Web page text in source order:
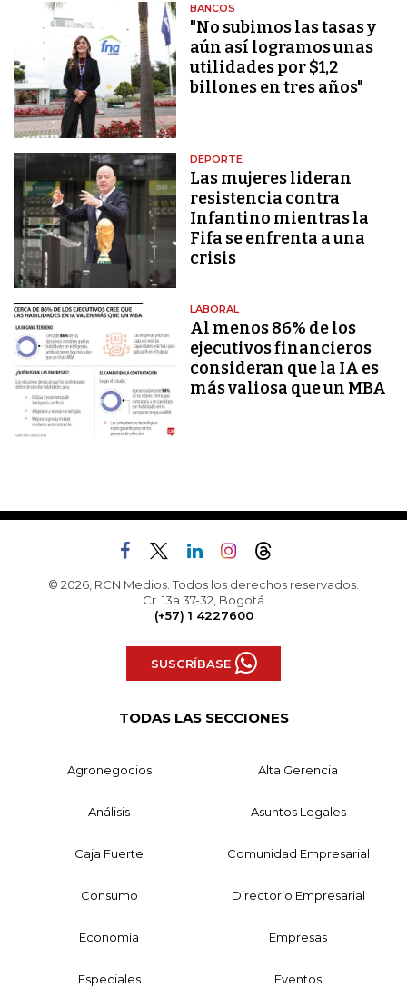
BANCOS
"No subimos las tasas y
aún así logramos unas
utilidades por $1,2
billones en tres años"
DEPORTE
Las mujeres lideran
resistencia contra
Infantino mientras la
Fifa se enfrenta a una
crisis
LABORAL
Al menos 86% de los
ejecutivos financieros
consideran que la IA es
más valiosa que un MBA
© 2026, RCN Medios. Todos los derechos reservados.
Cr. 13a 37-32, Bogotá
(+57) 1 4227600
SUSCRÍBASE
TODAS LAS SECCIONES
Agronegocios Alta Gerencia
Análisis Asuntos Legales
Caja Fuerte Comunidad Empresarial
Consumo Directorio Empresarial
Economía Empresas
Especiales Eventos